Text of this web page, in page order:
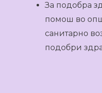
За подобра
помош во
санитарно
подобри